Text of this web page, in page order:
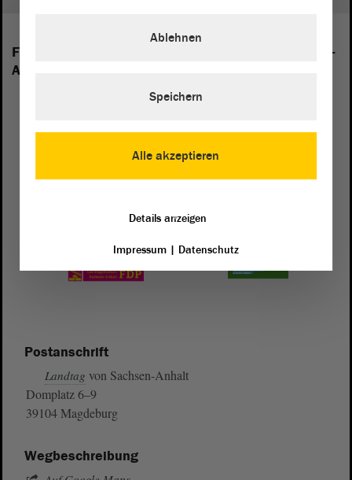
Folgende Fraktionen sind im Landtag von Sachsen-
Anhalt vertreten:
Postanschrift
Landtag von Sachsen-Anhalt
Domplatz 6–9
39104 Magdeburg
Wegbeschreibung
Alle akzeptieren
Ablehnen
Speichern
Details anzeigen
Impressum| Datenschutz